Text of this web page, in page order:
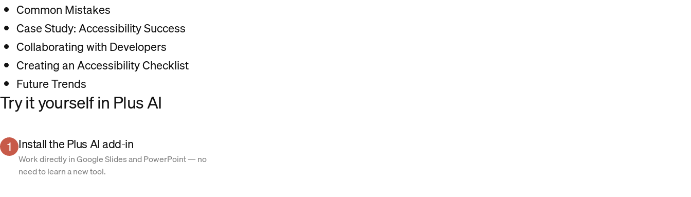
Common Mistakes
Case Study: Accessibility Success
Collaborating with Developers
Creating an Accessibility Checklist
Future Trends
Try it yourself in Plus AI
1 Install the Plus AI add-in
Work directly in Google Slides and PowerPoint — no
need to learn a new tool.